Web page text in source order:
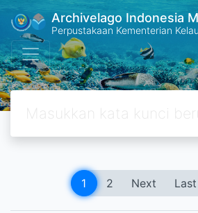
Archivelago Indonesia
Perpustakaan Kementerian
1 2 Next